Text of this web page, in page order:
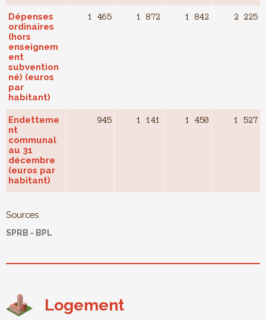
Dépenses
ordinaires
(hors
enseignem
ent
subvention
né) (euros
par
habitant)
1 465 1 872 1 842 2 225
Endetteme
nt
communal
au 31
décembre
(euros par
habitant)
945 1 141 1 450 1 527
Sources
SPRB - BPL
Logement